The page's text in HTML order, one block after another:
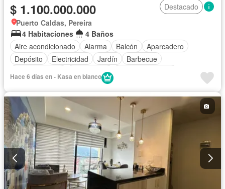
$ 1.100.000.000
Destacado
Puerto Caldas, Pereira
4 Habitaciones
4 Baños
Aire acondicionado
Alarma Balcón
Aparcadero
Depósito
Electricidad Jardín
Barbecue
Gas natural
Cuarto de servicio
Hace 6 días en - Kasa en blanco